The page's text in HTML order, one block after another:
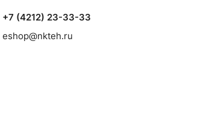
+7 (4212) 23-33-33
eshop@nkteh.ru